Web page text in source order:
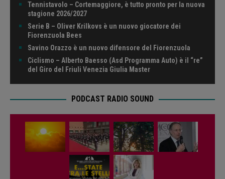
Tennistavolo – Cortemaggiore, è tutto pronto per la nuova
stagione 2026/2027
Serie B – Oliver Krilkovs è un nuovo giocatore dei
Fiorenzuola Bees
Savino Orazzo è un nuovo difensore del Fiorenzuola
Ciclismo – Alberto Baesso (Asd Programma Auto) è il “re”
del Giro del Friuli Venezia Giulia Master
PODCAST RADIO SOUND